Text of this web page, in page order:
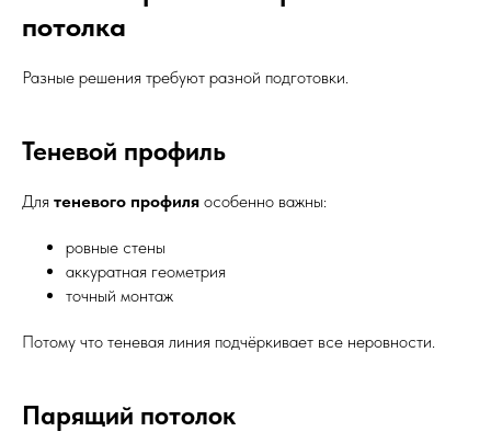
потолка
Разные решения требуют разной подготовки.
Теневой профиль
Для теневого профиля особенно важны:
ровные стены
аккуратная геометрия
точный монтаж
Потому что теневая линия подчёркивает все неровности.
Парящий потолок